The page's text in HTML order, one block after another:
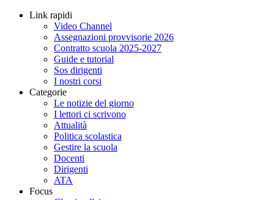
Link rapidi
Video Channel
Assegnazioni provvisorie 2026
Contratto scuola 2025-2027
Guide e tutorial
Sos dirigenti
I nostri corsi
Categorie
Le notizie del giorno
I lettori ci scrivono
Attualità
Politica scolastica
Gestire la scuola
Docenti
Dirigenti
ATA
Focus